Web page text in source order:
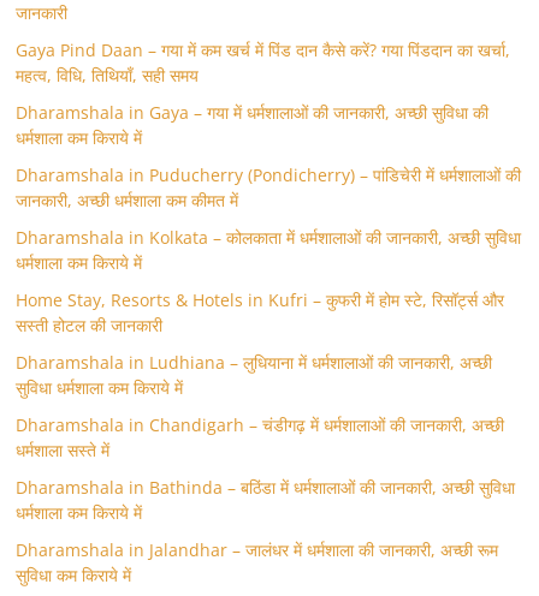
जानकारी
Gaya Pind Daan – गया में कम खर्च में पिंड दान कैसे करें? गया पिंडदान का खर्चा,
महत्व, विधि, तिथियाँ, सही समय
Dharamshala in Gaya – गया में धर्मशालाओं की जानकारी, अच्छी सुविधा की
धर्मशाला कम किराये में
Dharamshala in Puducherry (Pondicherry) – पांडिचेरी में धर्मशालाओं की
जानकारी, अच्छी धर्मशाला कम कीमत में
Dharamshala in Kolkata – कोलकाता में धर्मशालाओं की जानकारी, अच्छी सुविधा
धर्मशाला कम किराये में
Home Stay, Resorts & Hotels in Kufri – कुफरी में होम स्‍टे, रिसॉर्ट्स और
सस्ती होटल की जानकारी
Dharamshala in Ludhiana – लुधियाना में धर्मशालाओं की जानकारी, अच्छी
सुविधा धर्मशाला कम किराये में
Dharamshala in Chandigarh – चंडीगढ़ में धर्मशालाओं की जानकारी, अच्छी
धर्मशाला सस्ते में
Dharamshala in Bathinda – बठिंडा में धर्मशालाओं की जानकारी, अच्छी सुविधा
धर्मशाला कम किराये में
Dharamshala in Jalandhar – जालंधर में धर्मशाला की जानकारी, अच्छी रूम
सुविधा कम किराये में